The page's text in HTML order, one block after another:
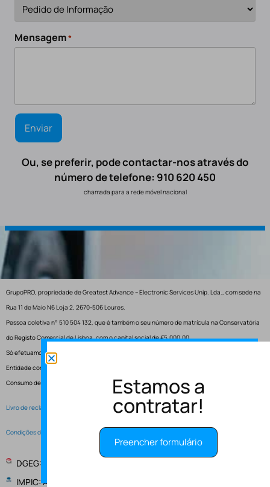
Mensagem*
Ou, se preferir, pode contactar-nos através do
número de telefone: 910 620 450
chamada para a rede móvel nacional
GrupoPRO, propriedade de Greatest Advance – Electronic Services Unip. Lda., com sede na
Rua 11 de Maio N6 Loja 2, 2670-506 Loures.
Pessoa coletiva n° 510 504 132, que é também o seu número de matrícula na Conservatória
do Registo Comercial de Lisboa, com o capital social de €5.000,00.
Só efetuamos entregas em Portugal.
Entidade competente para resolução de conflitos – Centro de Arbitragem de Conflitos de
Consumo de Lisboa.
Livro de reclamações electrónico
Condições de Serviço
DGEG: Entidade Instaladora EI-2997
IMPIC: Alvará de obras publicas 148147 - PUB
Estamos a
contratar!
Preencher formulário